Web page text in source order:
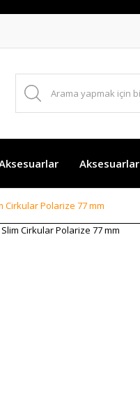
Aksesuarlar
Cirkular Polarize 77 mm